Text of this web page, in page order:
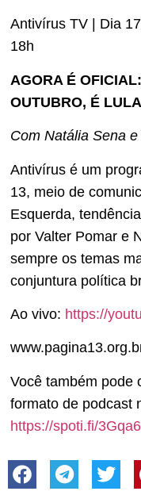
Antivírus TV | Dia
18h
AGORA É
OUTUBRO, É
Com Natália Sena e
Antivírus é um
13, meio de
Esquerda,
por Valter Pomar e
sempre os temas
conjuntura política
Ao vivo: https://
Você também pode
formato de podcast
https://spoti.fi/